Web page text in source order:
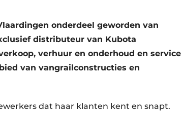
onderdeel geworden van
distributeur van Kubota
verhuur en onderhoud en service
van vangrailconstructies en
dat haar klanten kent en snapt.